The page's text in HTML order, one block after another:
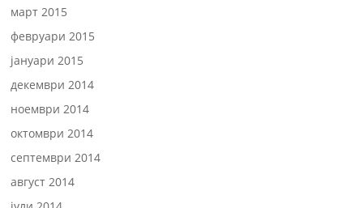
март 2015
февруари 2015
јануари 2015
декември 2014
ноември 2014
октомври 2014
септември 2014
август 2014